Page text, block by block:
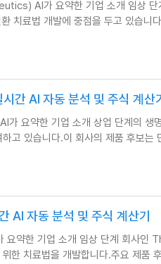
AI가 요약한 기업 소개 임상 단
료법 개발에 중점을 두고 있습니
AI 자동 분석 및 주식 계산기
요약한 기업 소개 상업 단계의
고 있습니다.이 회사의 제품 후보
자동 분석 및 주식 계산기
약한 기업 소개 임상 단계 회사인
위한 치료법을 개발합니다.주요 제